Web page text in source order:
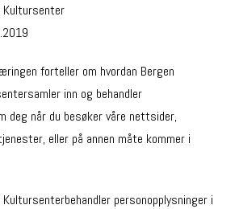
Kultursenter
forteller om hvordan Bergen
inn og behandler
deg når du besøker våre nettsider,
eller på annen måte kommer i
personopplysninger i